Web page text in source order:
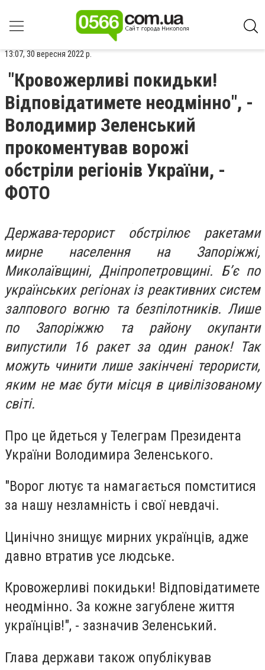
13:07, 30 вересня 2022 р.
"Кровожерливі покидьки!
Відповідатимете неодмінно", -
Володимир Зеленський
прокоментував ворожі
обстріли регіонів України, -
ФОТО
Держава-терорист обстрілює ракетами
мирне населення на Запоріжжі,
Миколаївщині, Дніпропетровщині. Б’є по
українських регіонах із реактивних систем
залпового вогню та безпілотників. Лише
по Запоріжжю та району окупанти
випустили 16 ракет за один ранок! Так
можуть чинити лише закінчені терористи,
яким не має бути місця в цивілізованому
світі.
Про це йдеться у Телеграм Президента
України Володимира Зеленського.
"Ворог лютує та намагається помститися
за нашу незламність і свої невдачі.
Цинічно знищує мирних українців, адже
давно втратив усе людське.
Кровожерливі покидьки! Відповідатимете
неодмінно. За кожне загублене життя
українців!", - зазначив Зеленський.
Глава держави також опублікував